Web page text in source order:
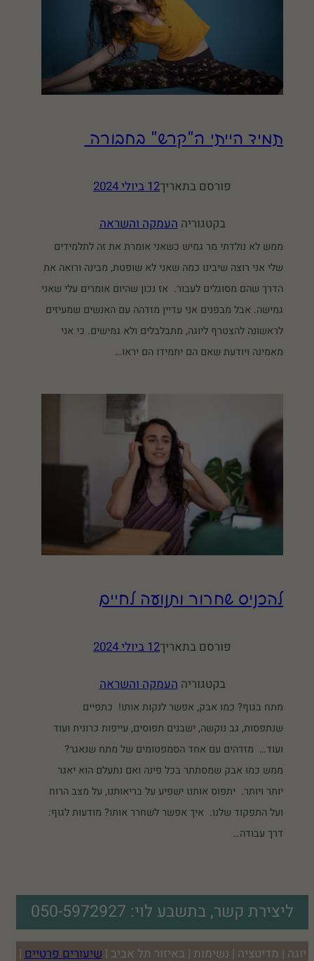
תמיד הייתי ה"קרש" בחבורה
פורסם בתאריך12 ביולי 2024
בקטגוריההעמקה והשראה
ממש לא נולדתי מר גמיש כשאני אומרת את זה לתלמידים
שלי אני רוצה שיבינו כמה שאני לא שופטת, מבינה ורואה את
הדרך שהם מסוגלים לעבור. אז נכון שהיום אומרים עלי שאני
גמישה. אבל מבפנים אני עדיין מזדהה עם האנשים שמעיזים
לראשונה להצטרף ליוגה, מתבלבלים ולא גמישים. כי אני
מאמינה ויודעת שאם הם יתמידו הם יראו…
להכניס שחרור ותנועה לחיים
פורסם בתאריך12 ביולי 2024
בקטגוריההעמקה והשראה
מתח בגוף? כמו אבק, אפשר לנקות אותו! כתפיים
שנתפסות, גב נוקשה, ישבנים תפוסים, עייפות כרונית ועוד
ועוד… מזדהים עם אחד הסמפטומים של מתח שנאגר?
ממש כמו אבק שמסתתר בכל פינה ואם נתעלם הוא יאגר
יותר ויותר. יתפוס אותנו ישפיע על בריאותנו, על מצב הרוח
ועל התפקוד שלנו. איך אפשר לשחרר אותו? מודעות לגוף:
דרך עבודה…
ליצירת קשר, בתשבע לוי: 050-5972927
יוגה | מדיטציה | נשימות | באיזור תל אביב | שיעורים פרטיים |